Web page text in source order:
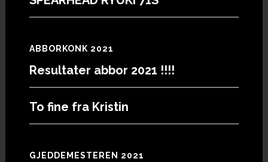
ABBORKONK 2021
Resultater abbor 2021 !!!!
To fine fra Kristin
GJEDDEMESTEREN 2021